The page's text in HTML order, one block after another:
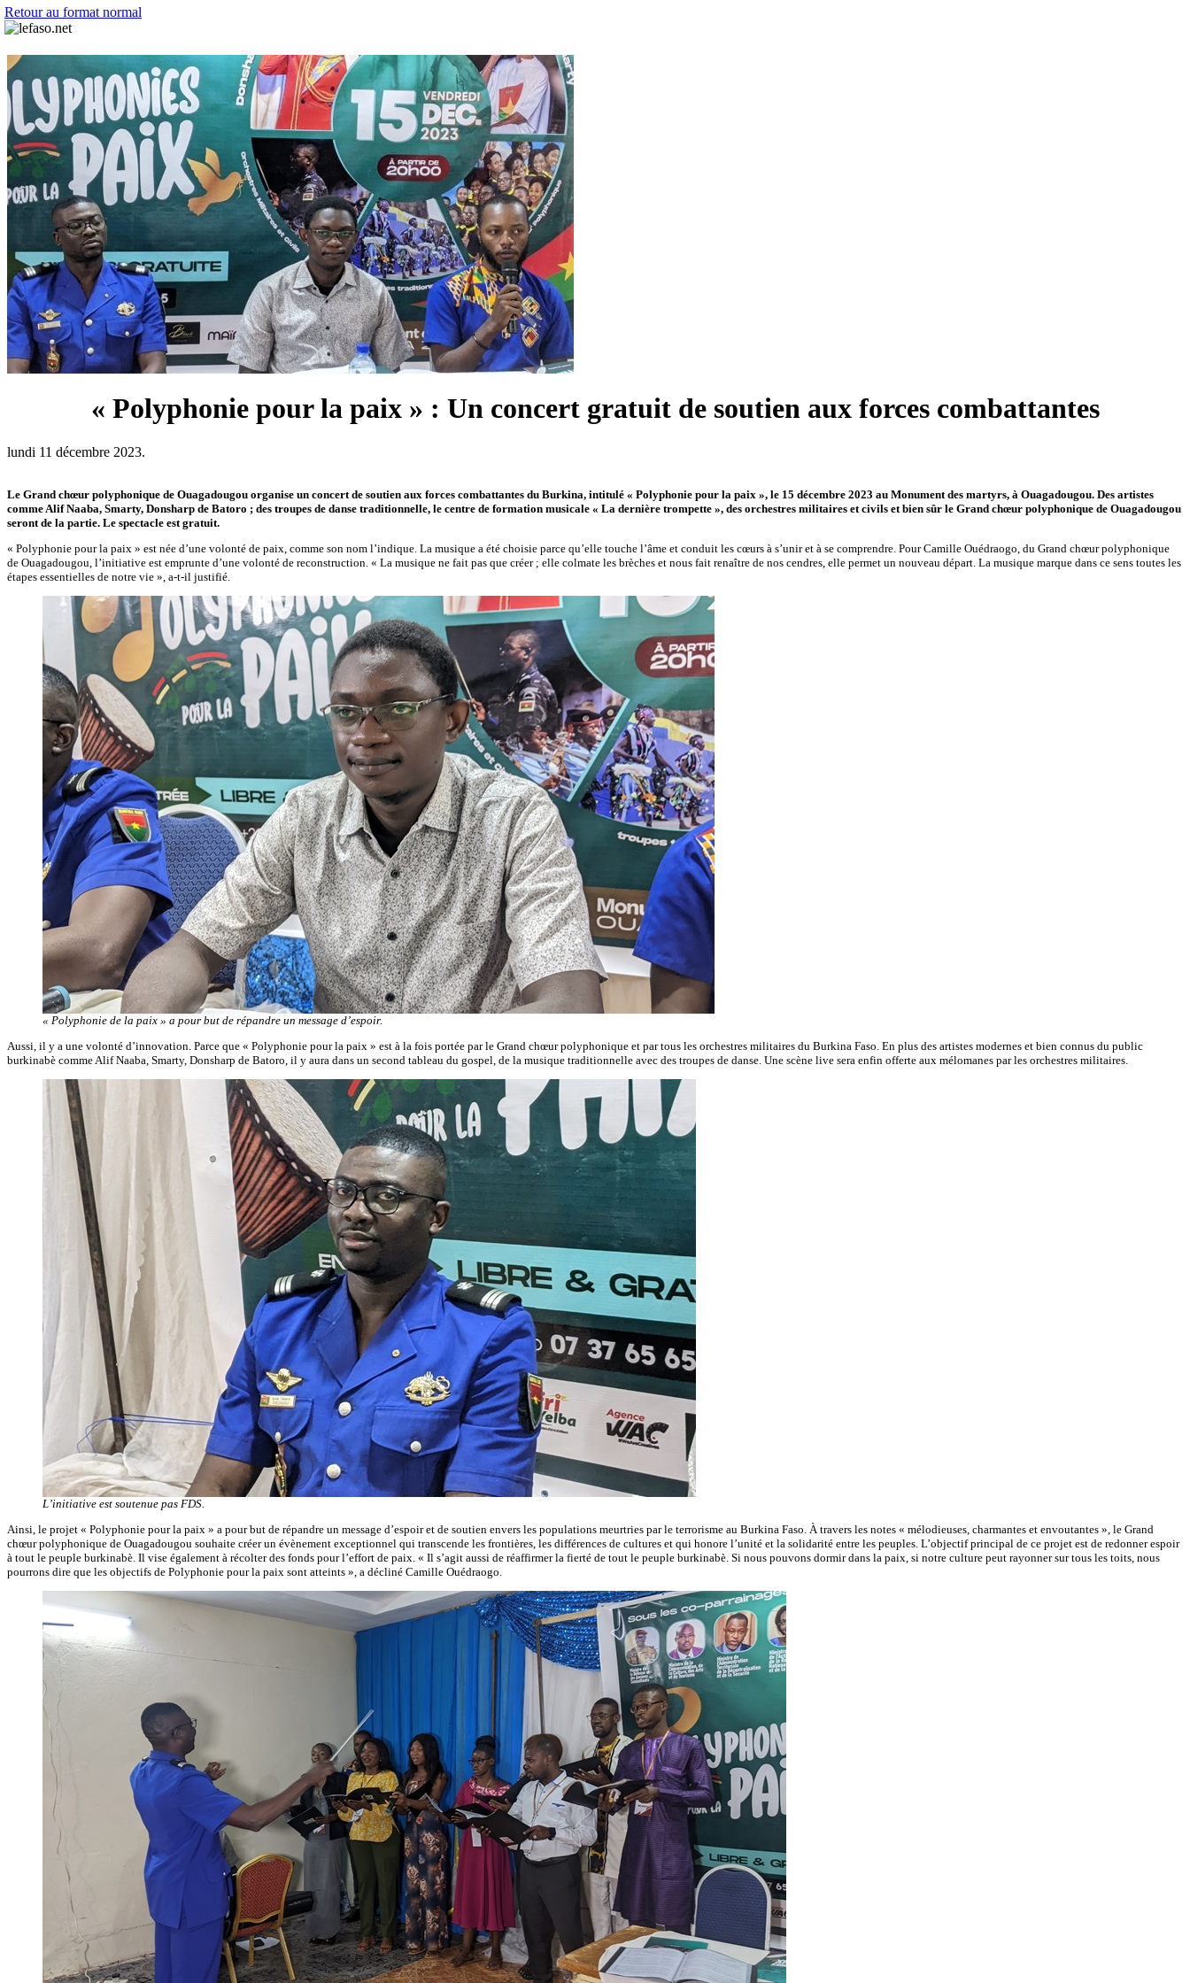
Retour au format normal
« Polyphonie pour la paix » : Un concert gratuit de soutien aux forces combattantes
lundi 11 décembre 2023.
Le Grand chœur polyphonique de Ouagadougou organise un concert de soutien aux forces combattantes du Burkina, intitulé « Polyphonie pour la paix », le 15 décembre 2023 au Monument des martyrs, à Ouagadougou. Des artistes
comme Alif Naaba, Smarty, Donsharp de Batoro ; des troupes de danse traditionnelle, le centre de formation musicale « La dernière trompette », des orchestres militaires et civils et bien sûr le Grand chœur polyphonique de Ouagadougou
seront de la partie. Le spectacle est gratuit.
« Polyphonie pour la paix » est née d’une volonté de paix, comme son nom l’indique. La musique a été choisie parce qu’elle touche l’âme et conduit les cœurs à s’unir et à se comprendre. Pour Camille Ouédraogo, du Grand chœur polyphonique
de Ouagadougou, l’initiative est emprunte d’une volonté de reconstruction. « La musique ne fait pas que créer ; elle colmate les brèches et nous fait renaître de nos cendres, elle permet un nouveau départ. La musique marque dans ce sens toutes les
étapes essentielles de notre vie », a-t-il justifié.
« Polyphonie de la paix » a pour but de répandre un message d’espoir.
Aussi, il y a une volonté d’innovation. Parce que « Polyphonie pour la paix » est à la fois portée par le Grand chœur polyphonique et par tous les orchestres militaires du Burkina Faso. En plus des artistes modernes et bien connus du public
burkinabè comme Alif Naaba, Smarty, Donsharp de Batoro, il y aura dans un second tableau du gospel, de la musique traditionnelle avec des troupes de danse. Une scène live sera enfin offerte aux mélomanes par les orchestres militaires.
L’initiative est soutenue pas FDS.
Ainsi, le projet « Polyphonie pour la paix » a pour but de répandre un message d’espoir et de soutien envers les populations meurtries par le terrorisme au Burkina Faso. À travers les notes « mélodieuses, charmantes et envoutantes », le Grand
chœur polyphonique de Ouagadougou souhaite créer un évènement exceptionnel qui transcende les frontières, les différences de cultures et qui honore l’unité et la solidarité entre les peuples. L’objectif principal de ce projet est de redonner espoir
à tout le peuple burkinabè. Il vise également à récolter des fonds pour l’effort de paix. « Il s’agit aussi de réaffirmer la fierté de tout le peuple burkinabè. Si nous pouvons dormir dans la paix, si notre culture peut rayonner sur tous les toits, nous
pourrons dire que les objectifs de Polyphonie pour la paix sont atteints », a décliné Camille Ouédraogo.